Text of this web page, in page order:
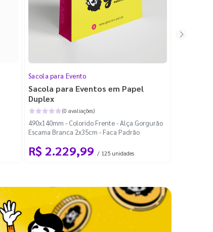
Sacola para Evento
Sacola para Eventos em Papel
Duplex
(0 avaliações)
490x140mm - Colorido Frente - Alça Gorgurão
Escama Branca 2x35cm - Faca Padrão
R$ 2.229,99 / 125 unidades